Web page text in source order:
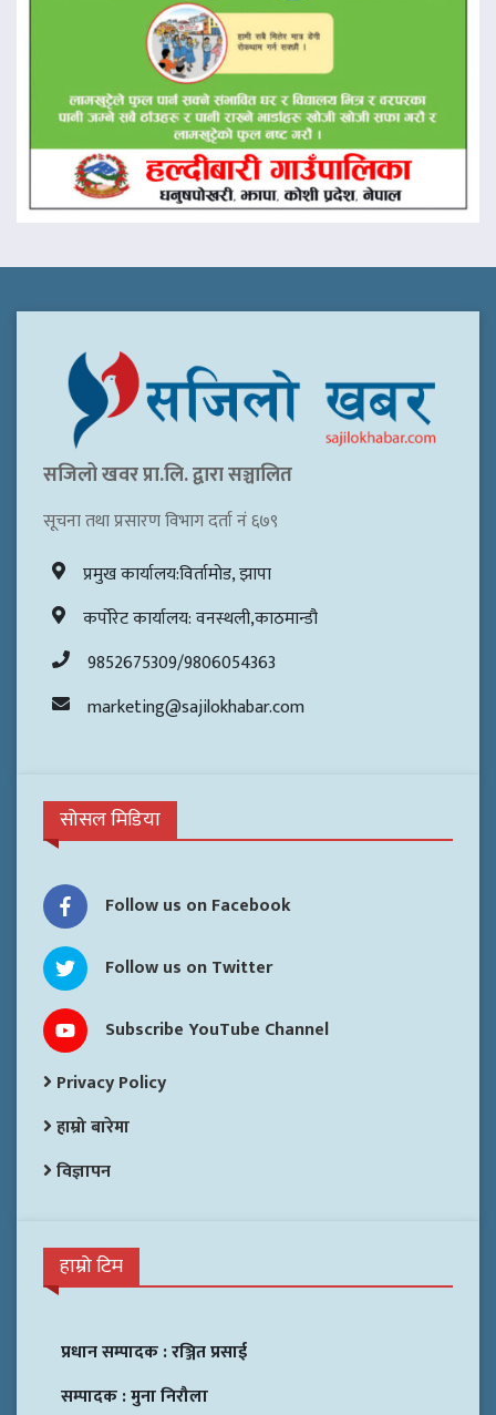
सजिलो खवर प्रा.लि. द्वारा सञ्चालित
सूचना तथा प्रसारण विभाग दर्ता नं ६७९
प्रमुख कार्यालय:विर्तामोड, झापा
कर्पोरेट कार्यालय: वनस्थली,काठमान्डौ
9852675309/9806054363
marketing@sajilokhabar.com
सोसल मिडिया
Follow us on Facebook
Follow us on Twitter
Subscribe YouTube Channel
Privacy Policy
हाम्रो बारेमा
विज्ञापन
हाम्रो टिम
प्रधान सम्पादक :रञ्जित प्रसाई
सम्पादक :मुना निरौला